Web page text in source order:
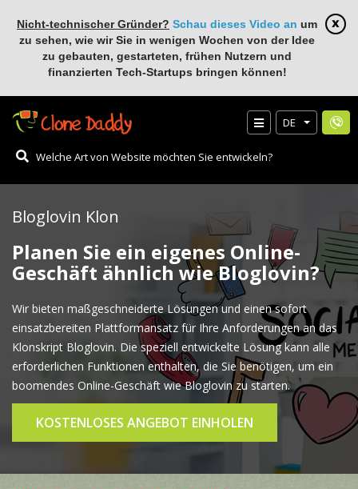
Nicht-technischer Gründer? Schau dieses Video an um
zu sehen, wie wir Sie in wenigen Wochen von der Idee
zu gebauten, gestarteten, frühen Nutzern und
finanzierten Tech-Startups bringen können!
DE
Bloglovin Klon
Planen Sie ein eigenes Online-
Geschäft ähnlich wie Bloglovin?
Wir bieten maßgeschneiderte Lösungen und einen sofort
einsatzbereiten Plattformansatz für Ihre Anforderungen an das
Klonskript Bloglovin. Die speziell entwickelte Lösung kann alle
erforderlichen Funktionen enthalten, die Sie benötigen, um ein
boomendes Online-Geschäft wie Bloglovin zu starten.
KOSTENLOSES ANGEBOT EINHOLEN